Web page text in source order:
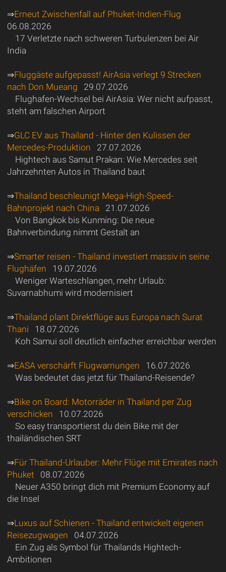
⇒Erneut Zwischenfall auf Phuket-Indien-Flug
06.08.2026
17 Verletzte nach schweren Turbulenzen bei Air
India
⇒Fluggäste aufgepasst! AirAsia verlegt 9 Strecken
nach Don Mueang 29.07.2026
Flughafen-Wechsel bei AirAsia: Wer nicht aufpasst,
steht am falschen Airport
⇒GLC EV aus Thailand - Hinter den Kulissen der
Mercedes-Produktion 27.07.2026
Hightech aus Samut Prakan: Wie Mercedes seit
Jahrzehnten Autos in Thailand baut
⇒Thailand beschleunigt Mega-High-Speed-
Bahnprojekt nach China 21.07.2026
Von Bangkok bis Kunming: Die neue
Bahnverbindung nimmt Gestalt an
⇒Smarter reisen - Thailand investiert massiv in seine
Flughäfen 19.07.2026
Weniger Warteschlangen, mehr Urlaub:
Suvarnabhumi wird modernisiert
⇒Thailand plant Direktflüge aus Europa nach Surat
Thani 18.07.2026
Koh Samui soll deutlich einfacher erreichbar werden
⇒EASA verschärft Flugwarnungen 16.07.2026
Was bedeutet das jetzt für Thailand-Reisende?
⇒Bike on Board: Motorräder in Thailand per Zug
verschicken 10.07.2026
So easy transportierst du dein Bike mit der
thailändischen SRT
⇒Für Thailand-Urlauber: Mehr Flüge mit Emirates nach
Phuket 08.07.2026
Neuer A350 bringt dich mit Premium Economy auf
die Insel
⇒Luxus auf Schienen - Thailand entwickelt eigenen
Reisezugwagen 04.07.2026
Ein Zug als Symbol für Thailands Hightech-
Ambitionen